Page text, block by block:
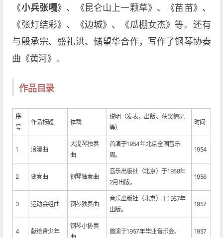
《小兵张嘎》、《昆仑山上一颗草》、《苗苗》、
《张灯结彩》、《边城》、《瓜棚女杰》等。还有
与殷承宗、盛礼洪、储望华合作，写作了钢琴协奏
曲《黄河》。
作品目录
序
号
作品标题 体裁
说明（发表、出版、获奖情况
等）
时间
1 浪漫曲
大提琴独奏
曲
首演于1954年北京全国音乐
周。
1954
2 变奏曲 钢琴独奏曲
音乐出版社（北京）于1958年
2月出版。
1956
3 运动会组曲 钢琴独奏曲
音乐出版社（北京）于1957年
出版。
1957
4 献给青少年
钢琴小协奏
首演于1957年毕业音乐会。 1957